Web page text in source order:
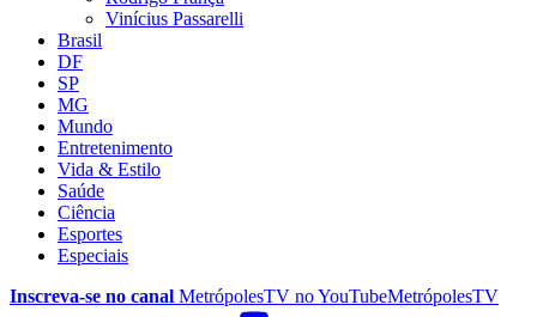
Vinícius Passarelli
Brasil
DF
SP
MG
Mundo
Entretenimento
Vida & Estilo
Saúde
Ciência
Esportes
Especiais
Inscreva-se no canal MetrópolesTV noYouTubeMetrópolesTV